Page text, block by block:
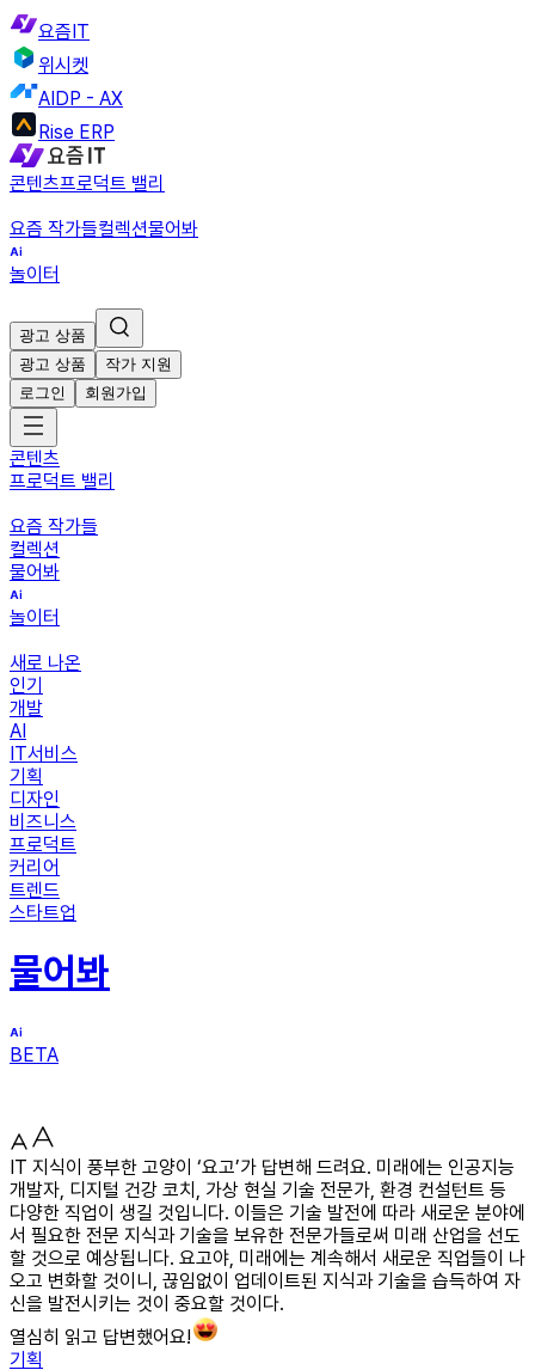
요즘IT
위시켓
AIDP - AX
Rise ERP
콘텐츠프로덕트 밸리
요즘 작가들컬렉션물어봐
놀이터
광고 상품
광고 상품
작가 지원
로그인
회원가입
콘텐츠
프로덕트 밸리
요즘 작가들
컬렉션
물어봐
놀이터
새로 나온
인기
개발
AI
IT서비스
기획
디자인
비즈니스
프로덕트
커리어
트렌드
스타트업
물어봐
BETA
IT 지식이 풍부한 고양이 ‘요고’가 답변해 드려요. 미래에는 인공지능
개발자, 디지털 건강 코치, 가상 현실 기술 전문가, 환경 컨설턴트 등
다양한 직업이 생길 것입니다. 이들은 기술 발전에 따라 새로운 분야에
서 필요한 전문 지식과 기술을 보유한 전문가들로써 미래 산업을 선도
할 것으로 예상됩니다. 요고야, 미래에는 계속해서 새로운 직업들이 나
오고 변화할 것이니, 끊임없이 업데이트된 지식과 기술을 습득하여 자
신을 발전시키는 것이 중요할 것이다.
열심히 읽고 답변했어요!
기획